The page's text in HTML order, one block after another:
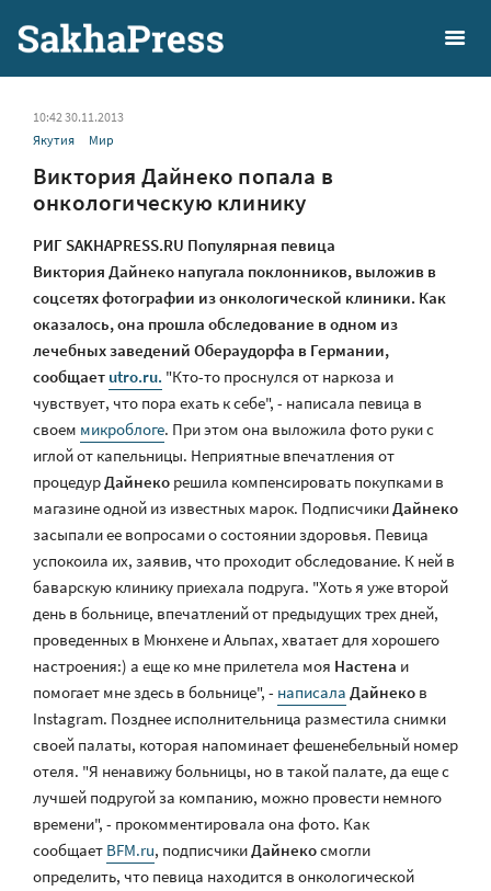
10:42 30.11.2013
Якутия
Мир
Виктория Дайнеко попала в
онкологическую клинику
РИГ SAKHAPRESS.RU Популярная певица
Виктория Дайнеко напугала поклонников, выложив в
соцсетях фотографии из онкологической клиники. Как
оказалось, она прошла обследование в одном из
лечебных заведений Обераудорфа в Германии,
сообщает utro.ru. "Кто-то проснулся от наркоза и
чувствует, что пора ехать к себе", - написала певица в
своем микроблоге. При этом она выложила фото руки с
иглой от капельницы. Неприятные впечатления от
процедурДайнеко решила компенсировать покупками в
магазине одной из известных марок. ПодписчикиДайнеко
засыпали ее вопросами о состоянии здоровья. Певица
успокоила их, заявив, что проходит обследование. К ней в
баварскую клинику приехала подруга. "Хоть я уже второй
день в больнице, впечатлений от предыдущих трех дней,
проведенных в Мюнхене и Альпах, хватает для хорошего
настроения:) а еще ко мне прилетела моя Настена и
помогает мне здесь в больнице", - написала Дайнеко в
Instagram. Позднее исполнительница разместила снимки
своей палаты, которая напоминает фешенебельный номер
отеля. "Я ненавижу больницы, но в такой палате, да еще с
лучшей подругой за компанию, можно провести немного
времени", - прокомментировала она фото. Как
сообщает BFM.ru, подписчикиДайнекосмогли
определить, что певица находится в онкологической